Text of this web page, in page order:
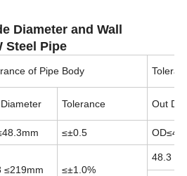
and export experience, sincere
forwarder, 2-hour away from port
Diameter and Wall
Steel Pipe
of Pipe Body
Tolerance Out
≤±0.5
≤219mm ≤±1.0%
48.3